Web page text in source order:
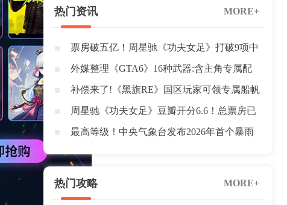
热门资讯 MORE+
票房破五亿！周星驰《功夫女足》打破9项中
国影史纪录
外媒整理《GTA6》16种武器:含主角专属配
枪与榴弹炮
补偿来了!《黑旗RE》国区玩家可领专属船帆
+1500密钥
周星驰《功夫女足》豆瓣开分6.6！总票房已
突破3亿元
最高等级！中央气象台发布2026年首个暴雨
红色预警
热门攻略 MORE+